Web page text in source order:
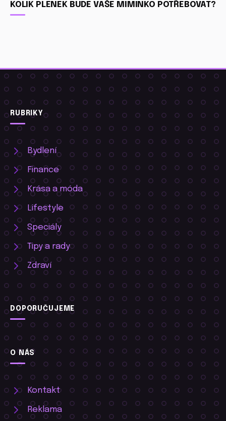
KOLIK PLENEK BUDE VAŠE MIMINKO POTŘEBOVAT?
RUBRIKY
Bydlení
Finance
Krása a móda
Lifestyle
Speciály
Tipy a rady
Zdraví
DOPORUČUJEME
O NÁS
Kontakt
Reklama